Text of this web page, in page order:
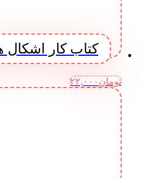
کتاب کار اشکال
تومان ۲۲,۰۰۰